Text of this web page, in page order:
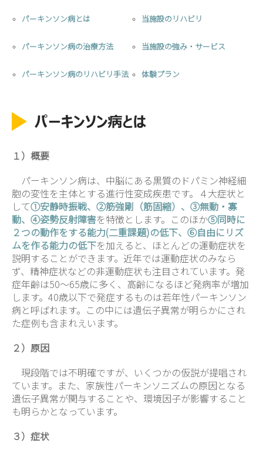
パーキンソン病とは
パーキンソン病の治療方法
パーキンソン病のリハビリ手法
当施設のリハビリ
当施設の強み・サービス
体験プラン
１）概要
パーキンソン病は、中脳にある黒質のドパミン神経細
胞の変性を主体とする進行性変成疾患です。４大症状と
して①安静時振戦、②筋強剛（筋固縮）、③無動・寡
動、④姿勢反射障害を特徴とします。このほか⑤同時に
２つの動作をする能力(二重課題)の低下、⑥自由にリズ
ムを作る能力の低下を加えると、ほとんどの運動症状を
説明することができます。近年では運動症状のみなら
ず、精神症状などの非運動症状も注目されています。発
症年齢は50～65歳に多く、高齢になるほど発病率が増加
します。40歳以下で発症するものは若年性パーキンソン
病と呼ばれます。この中には遺伝子異常が明らかにされ
た症例も含まれえいます。
２）原因
現段階では不明確ですが、いくつかの仮説が提唱され
ています。また、家族性パーキンソニズムの原因となる
遺伝子異常が関与することや、環境因子が影響すること
も明らかとなっています。
３）症状